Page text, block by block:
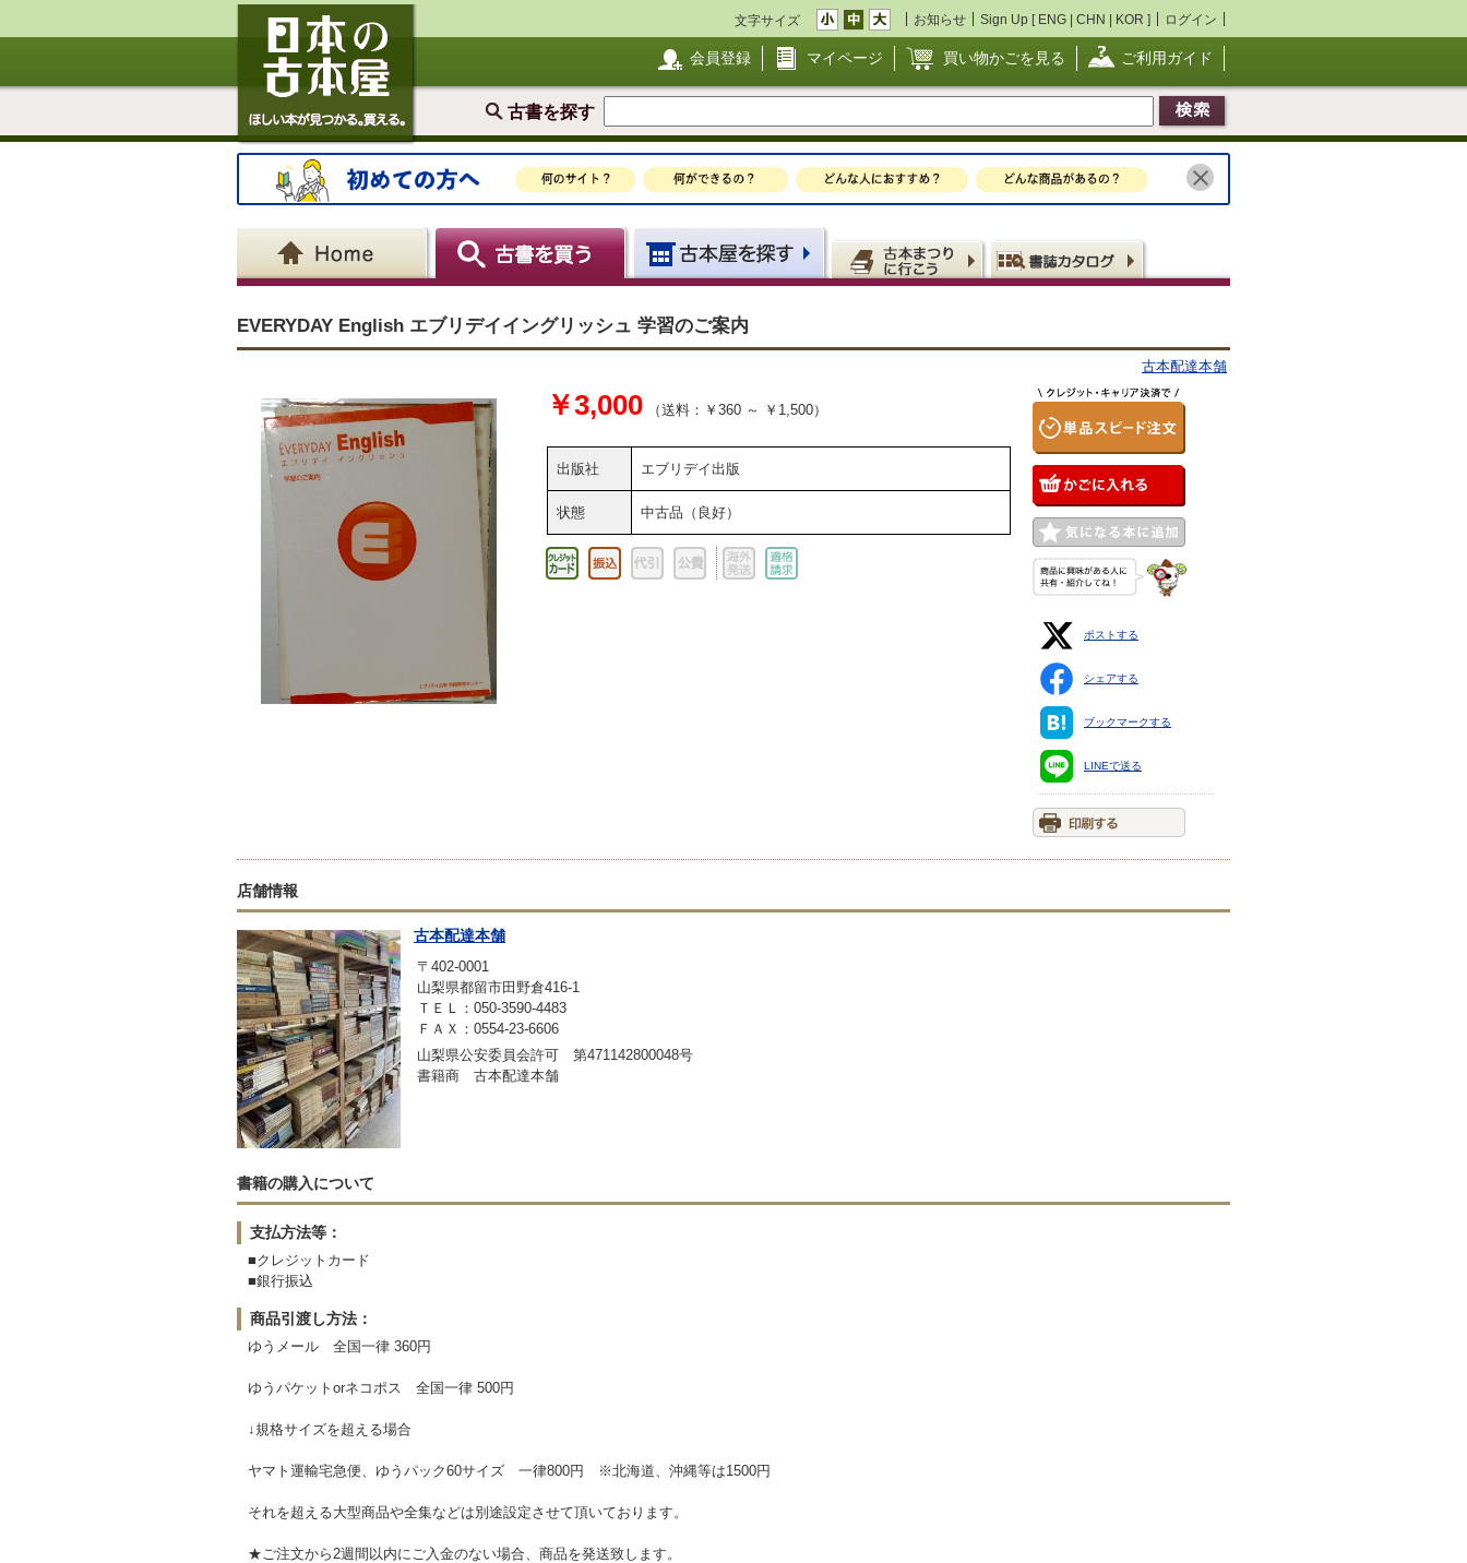
文字サイズ お知らせ Sign Up [ ENG | CHN | KOR ] ログイン
会員登録 マイページ 買い物かごを見る ご利用ガイド
古書を探す
EVERYDAY English エブリデイイングリッシュ 学習のご案内
古本配達本舗
￥3,000 （送料：￥360 ～ ￥1,500）
出版社 エブリデイ出版
状態 中古品（良好）
ポストする
シェアする
ブックマークする
LINEで送る
店舗情報
古本配達本舗
〒402-0001
山梨県都留市田野倉416-1
ＴＥＬ：050-3590-4483
ＦＡＸ：0554-23-6606
山梨県公安委員会許可 第471142800048号
書籍商 古本配達本舗
書籍の購入について
支払方法等：
■クレジットカード
■銀行振込
商品引渡し方法：
ゆうメール 全国一律 360円
ゆうパケットorネコポス 全国一律 500円
↓規格サイズを超える場合
ヤマト運輸宅急便、ゆうパック60サイズ 一律800円 ※北海道、沖縄等は1500円
それを超える大型商品や全集などは別途設定させて頂いております。
★ご注文から2週間以内にご入金のない場合、商品を発送致します。